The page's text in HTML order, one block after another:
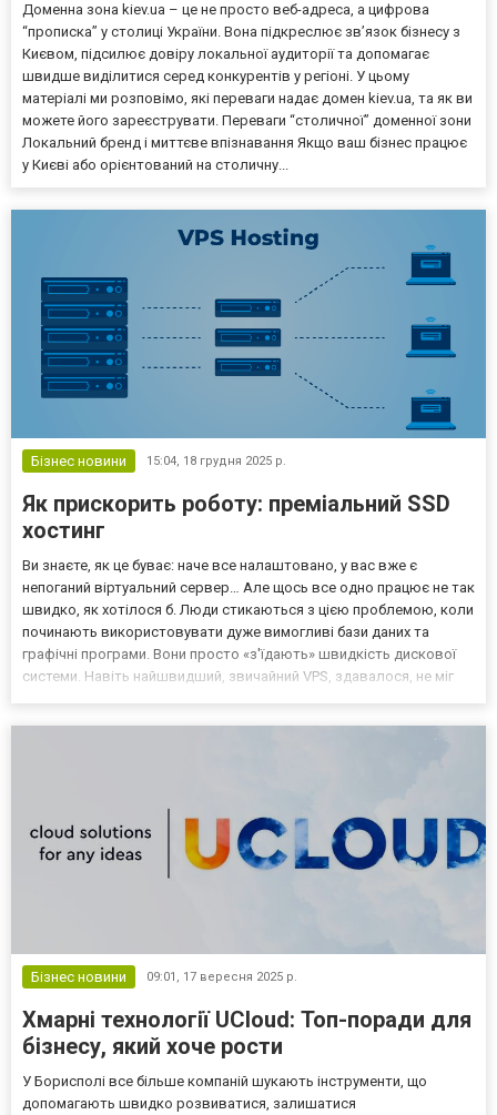
Доменна зона kiev.ua – це не просто веб-адреса, а цифрова
“прописка” у столиці України. Вона підкреслює зв’язок бізнесу з
Києвом, підсилює довіру локальної аудиторії та допомагає
швидше виділитися серед конкурентів у регіоні. У цьому
матеріалі ми розповімо, які переваги надає домен kiev.ua, та як ви
можете його зареєструвати. Переваги “столичної” доменної зони
Локальний бренд і миттєве впізнавання Якщо ваш бізнес працює
у Києві або орієнтований на столичну...
Бізнес новини 15:04, 18 грудня 2025 р.
Як прискорить роботу: преміальний SSD
хостинг
Ви знаєте, як це буває: наче все налаштовано, у вас вже є
непоганий віртуальний сервер… Але щось все одно працює не так
швидко, як хотілося б. Люди стикаються з цією проблемою, коли
починають використовувати дуже вимогливі бази даних та
графічні програми. Вони просто «з'їдають» швидкість дискової
системи. Навіть найшвидший, звичайний VPS, здавалося, не міг
Бізнес новини 09:01, 17 вересня 2025 р.
Хмарні технології UCloud: Топ-поради для
бізнесу, який хоче рости
У Борисполі все більше компаній шукають інструменти, що
допомагають швидко розвиватися, залишатися